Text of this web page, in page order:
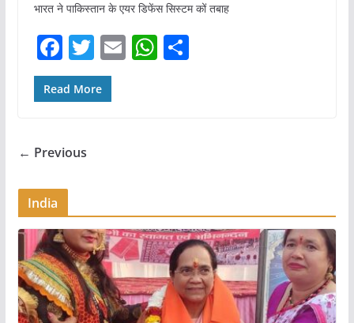
भारत ने पाकिस्तान के एयर डिफेंस सिस्टम कों तबाह
F
a
c
b
o
k
T
w
itt
E W S
Read More
← Previous
India